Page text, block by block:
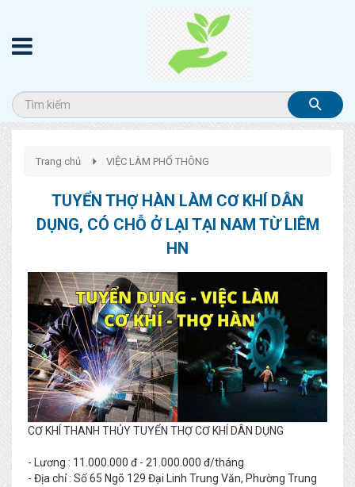
Trang chủ VIỆC LÀM PHỔ THÔNG
TUYỂN THỢ HÀN LÀM CƠ KHÍ DÂN
DỤNG, CÓ CHỖ Ở LẠI TẠI NAM TỪ LIÊM
HN
CƠ KHÍ THANH THỦY TUYỂN THỢ CƠ KHÍ DÂN DỤNG
- Lương : 11.000.000 đ - 21.000.000 đ/tháng
- Địa chỉ : Số 65 Ngõ 129 Đại Linh Trung Văn, Phường Trung